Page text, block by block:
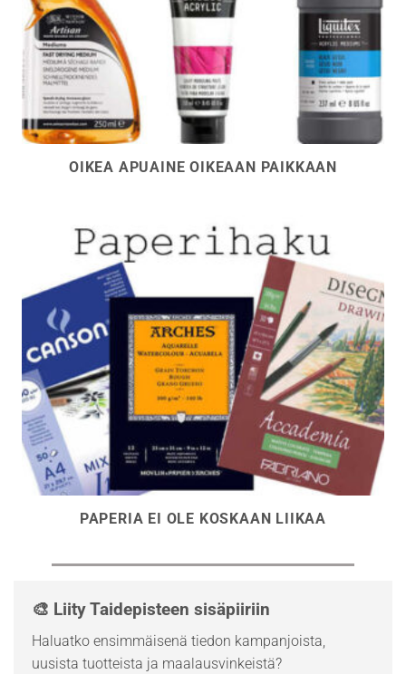
OIKEA APUAINE OIKEAAN PAIKKAAN
PAPERIA EI OLE KOSKAAN LIIKAA
🎨 Liity Taidepisteen sisäpiiriin
Haluatko ensimmäisenä tiedon kampanjoista,
uusista tuotteista ja maalausvinkeistä?